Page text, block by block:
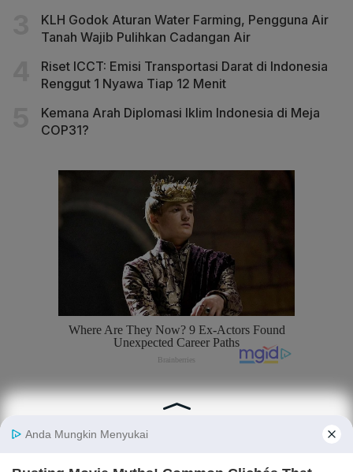
KLH Godok Aturan Water Farming, Pengguna Air
Tanah Wajib Pulihkan Cadangan Air
Riset ICCT: Emisi Transportasi Darat di Indonesia
Renggut 1 Nyawa Tiap 12 Menit
Kemana Arah Diplomasi Iklim Indonesia di Meja
COP31?